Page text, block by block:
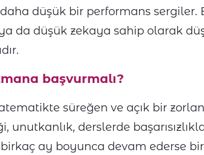
düşük bir performans sergiler.
da düşük zekaya sahip olarak
başvurmalı?
süreğen ve açık bir
unutkanlık, derslerde
ay boyunca devam ederse